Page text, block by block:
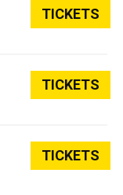
TICKETS
TICKETS
TICKETS